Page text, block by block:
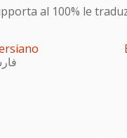
al 100% le